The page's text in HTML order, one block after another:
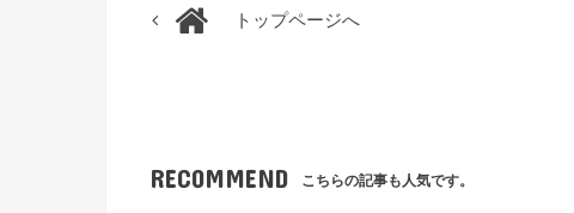
トップページへ
RECOMMEND こちらの記事も人気です。